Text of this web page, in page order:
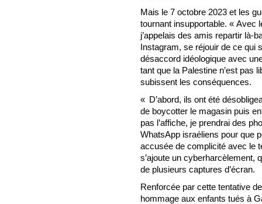
Mais le 7 octobre 2023 et les
tournant insupportable. « Avec
j’appelais des amis repartir là-
Instagram, se réjouir de ce qui
désaccord idéologique avec
tant que la Palestine n’est pas
subissent les conséquences.
« D’abord, ils ont été
de boycotter le magasin puis
pas l’affiche, je prendrai des
WhatsApp israéliens pour que
accusée de complicité avec le
s’ajoute un cyberharcèlement,
de plusieurs captures d’écran.
Renforcée par cette tentative
hommage aux enfants tués à